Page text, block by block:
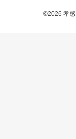
©2026 孝感